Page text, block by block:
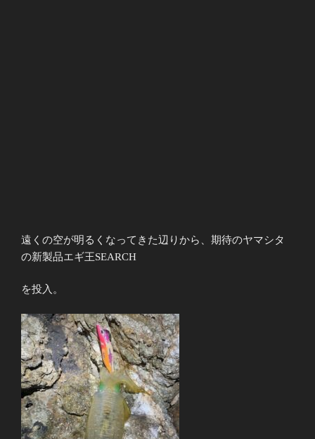
遠くの空が明るくなってきた辺りから、期待のヤマシタ
の新製品エギ王SEARCH
を投入。